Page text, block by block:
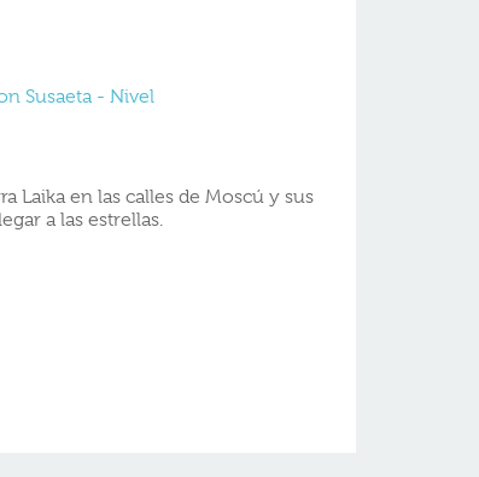
Susaeta - Nivel
Laika en las calles de Moscú y sus
a las estrellas.